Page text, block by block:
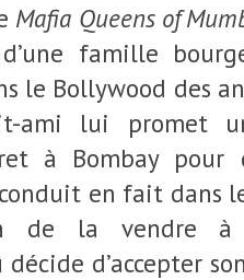
Mafia Queens of
famille
le Bollywood des
ami lui promet
à Bombay pour
en fait dans
de la vendre à
décide d’accepter